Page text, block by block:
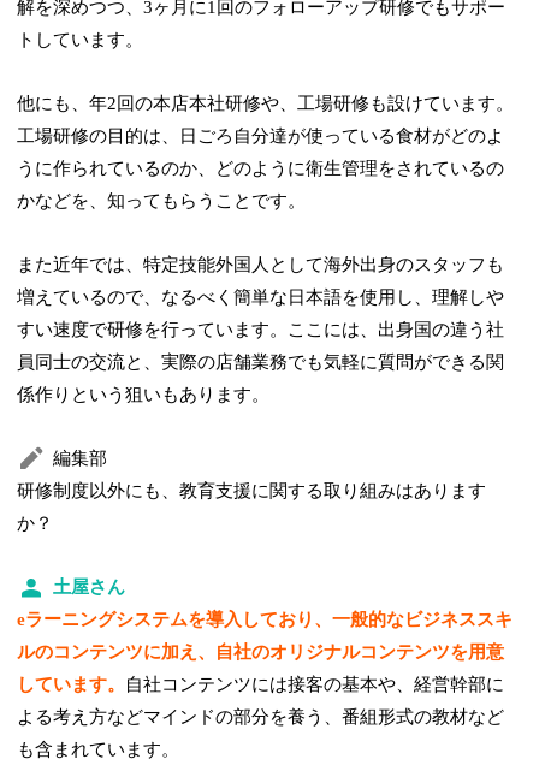
解を深めつつ、3ヶ月に1回のフォローアップ研修でもサポー
トしています。
他にも、年2回の本店本社研修や、工場研修も設けています。
工場研修の目的は、日ごろ自分達が使っている食材がどのよ
うに作られているのか、どのように衛生管理をされているの
かなどを、知ってもらうことです。
また近年では、特定技能外国人として海外出身のスタッフも
増えているので、なるべく簡単な日本語を使用し、理解しや
すい速度で研修を行っています。ここには、出身国の違う社
員同士の交流と、実際の店舗業務でも気軽に質問ができる関
係作りという狙いもあります。
編集部
研修制度以外にも、教育支援に関する取り組みはあります
か？
土屋さん
eラーニングシステムを導入しており、一般的なビジネススキ
ルのコンテンツに加え、自社のオリジナルコンテンツを用意
しています。
自社コンテンツには接客の基本や、経営幹部に
よる考え方などマインドの部分を養う、番組形式の教材など
も含まれています。